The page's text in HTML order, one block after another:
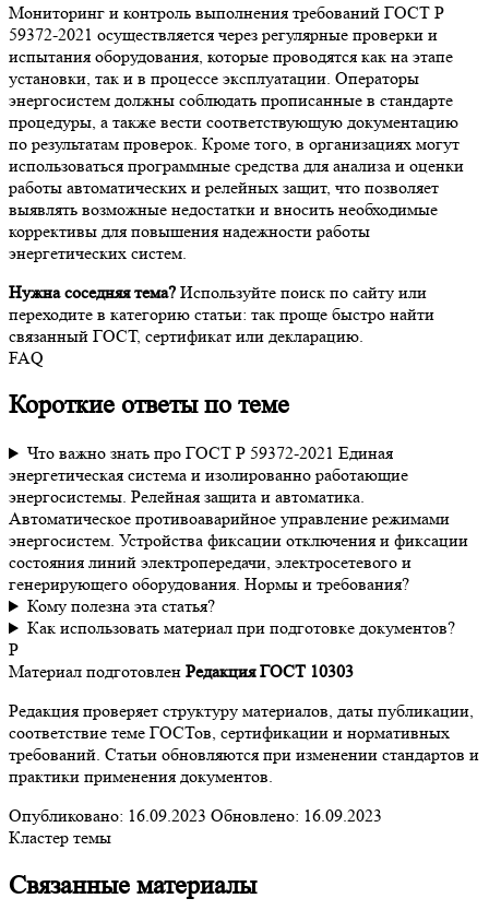
Мониторинг и контроль выполнения требований ГОСТ Р
59372-2021 осуществляется через регулярные проверки и
испытания оборудования, которые проводятся как на этапе
установки, так и в процессе эксплуатации. Операторы
энергосистем должны соблюдать прописанные в стандарте
процедуры, а также вести соответствующую документацию
по результатам проверок. Кроме того, в организациях могут
использоваться программные средства для анализа и оценки
работы автоматических и релейных защит, что позволяет
выявлять возможные недостатки и вносить необходимые
коррективы для повышения надежности работы
энергетических систем.
Нужна соседняя тема? Используйте поиск по сайту или
переходите в категорию статьи: так проще быстро найти
связанный ГОСТ, сертификат или декларацию.
FAQ
Короткие ответы по теме
Что важно знать про ГОСТ Р 59372-2021 Единая
энергетическая система и изолированно работающие
энергосистемы. Релейная защита и автоматика.
Автоматическое противоаварийное управление режимами
энергосистем. Устройства фиксации отключения и фиксации
состояния линий электропередачи, электросетевого и
генерирующего оборудования. Нормы и требования?
Кому полезна эта статья?
Как использовать материал при подготовке документов?
Р
Материал подготовлен Редакция ГОСТ 10303
Редакция проверяет структуру материалов, даты публикации,
соответствие теме ГОСТов, сертификации и нормативных
требований. Статьи обновляются при изменении стандартов и
практики применения документов.
Опубликовано: 16.09.2023 Обновлено: 16.09.2023
Кластер темы
Связанные материалы